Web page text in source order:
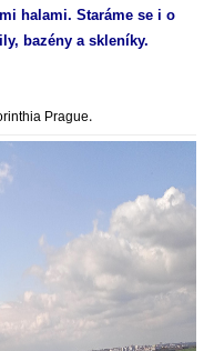
halami. Staráme se i o
bazény a skleníky.
Prague.